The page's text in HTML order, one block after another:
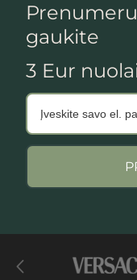
gaukite
3 Eur